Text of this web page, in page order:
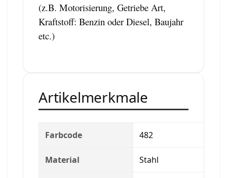
(z.B. Motorisierung, Getriebe Art,
Kraftstoff: Benzin oder Diesel, Baujahr
etc.)
Artikelmerkmale
Farbcode 482
Material Stahl